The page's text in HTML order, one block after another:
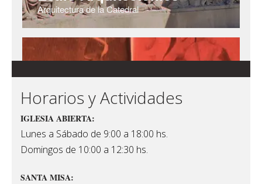
Horarios y Actividades
IGLESIA ABIERTA:
Lunes a Sábado de 9:00 a 18:00 hs.
Domingos de 10:00 a 12:30 hs.
SANTA MISA: